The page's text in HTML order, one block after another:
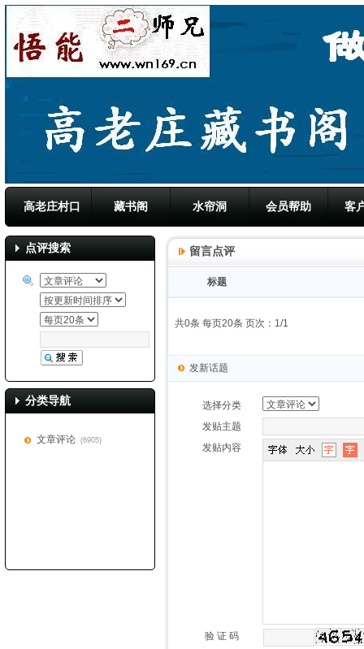
高老庄村口 藏书阁 水帘洞 会员帮助 客
留言点评
标题
共0条 每页20条 页次：1/1
发新话题
选择分类
发贴主题
发贴内容
验 证 码
点评搜索
分类导航
文章评论 (6905)